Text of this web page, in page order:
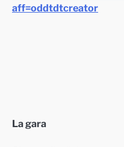
aff=oddtdtcreator
La gara